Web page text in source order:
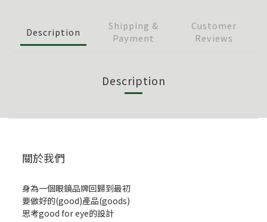
Description
Shipping &
Payment
Customer
Reviews
Description
關於我們
身為一個眼鏡品牌回歸到最初
要做好的(good)產品(goods)
思考good for eye的設計